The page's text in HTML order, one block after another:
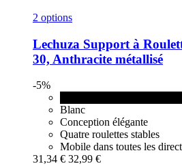
2 options
Lechuza Support à
30, Anthracite métallisé
-5%
Blanc
Conception élégante
Quatre roulettes stables
Mobile dans toutes les
31,34 € 32,99 €